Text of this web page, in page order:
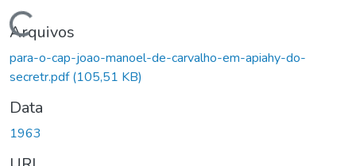
Carregando...
Arquivos
para-o-cap-joao-manoel-de-carvalho-em-apiahy-do-
secretr.pdf(105,51 KB)
Data
1963